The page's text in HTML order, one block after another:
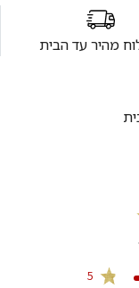
מהיר עד הבית
5